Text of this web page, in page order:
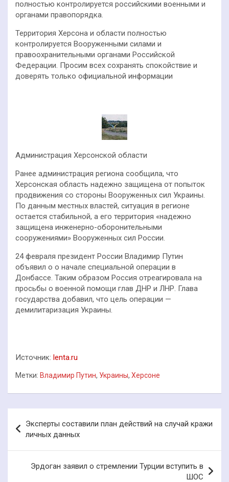
полностью контролируется российскими военными и
органами правопорядка.
Территория Херсона и области полностью
контролируется Вооруженными силами и
правоохранительными органами Российской
Федерации. Просим всех сохранять спокойствие и
доверять только официальной информации
Администрация Херсонской области
Ранее администрация региона сообщила, что
Херсонская область надежно защищена от попыток
продвижения со стороны Вооруженных сил Украины.
По данным местных властей, ситуация в регионе
остается стабильной, а его территория «надежно
защищена инженерно-оборонительными
сооружениями» Вооруженных сил России.
24 февраля президент России Владимир Путин
объявил о о начале специальной операции в
Донбассе. Таким образом Россия отреагировала на
просьбы о военной помощи глав ДНР и ЛНР. Глава
государства добавил, что цель операции —
демилитаризация Украины.
Источник: lenta.ru
Метки: Владимир Путин, Украины, Херсоне
по
записям
Эксперты составили план действий на случай кражи
личных данных
Эрдоган заявил о стремлении Турции вступить в
ШОС